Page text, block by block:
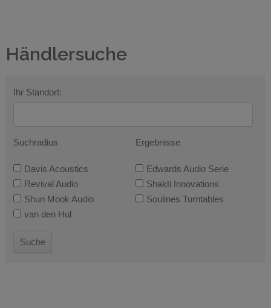
Händlersuche
Ihr Standort:
Suchradius Ergebnisse
Davis Acoustics
Edwards Audio Serie
Revival Audio
Shakti Innovations
Shun Mook Audio
Soulines Turntables
van den Hul